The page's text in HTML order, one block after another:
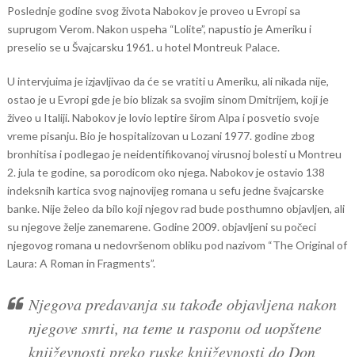
Poslednje godine svog života Nabokov je proveo u Evropi sa
suprugom Verom. Nakon uspeha “Lolite”, napustio je Ameriku i
preselio se u Švajcarsku 1961. u hotel Montreuk Palace.
U intervjuima je izjavljivao da će se vratiti u Ameriku, ali nikada nije,
ostao je u Evropi gde je bio blizak sa svojim sinom Dmitrijem, koji je
živeo u Italiji. Nabokov je lovio leptire širom Alpa i posvetio svoje
vreme pisanju. Bio je hospitalizovan u Lozani 1977. godine zbog
bronhitisa i podlegao je neidentifikovanoj virusnoj bolesti u Montreu
2. jula te godine, sa porodicom oko njega. Nabokov je ostavio 138
indeksnih kartica svog najnovijeg romana u sefu jedne švajcarske
banke. Nije želeo da bilo koji njegov rad bude posthumno objavljen, ali
su njegove želje zanemarene. Godine 2009. objavljeni su počeci
njegovog romana u nedovršenom obliku pod nazivom “The Original of
Laura: A Roman in Fragments”.
Njegova predavanja su takođe objavljena nakon
njegove smrti, na teme u rasponu od uopštene
književnosti preko ruske književnosti do Don